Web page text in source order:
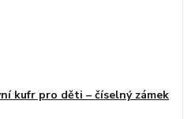
kufr pro děti – číselný zámek